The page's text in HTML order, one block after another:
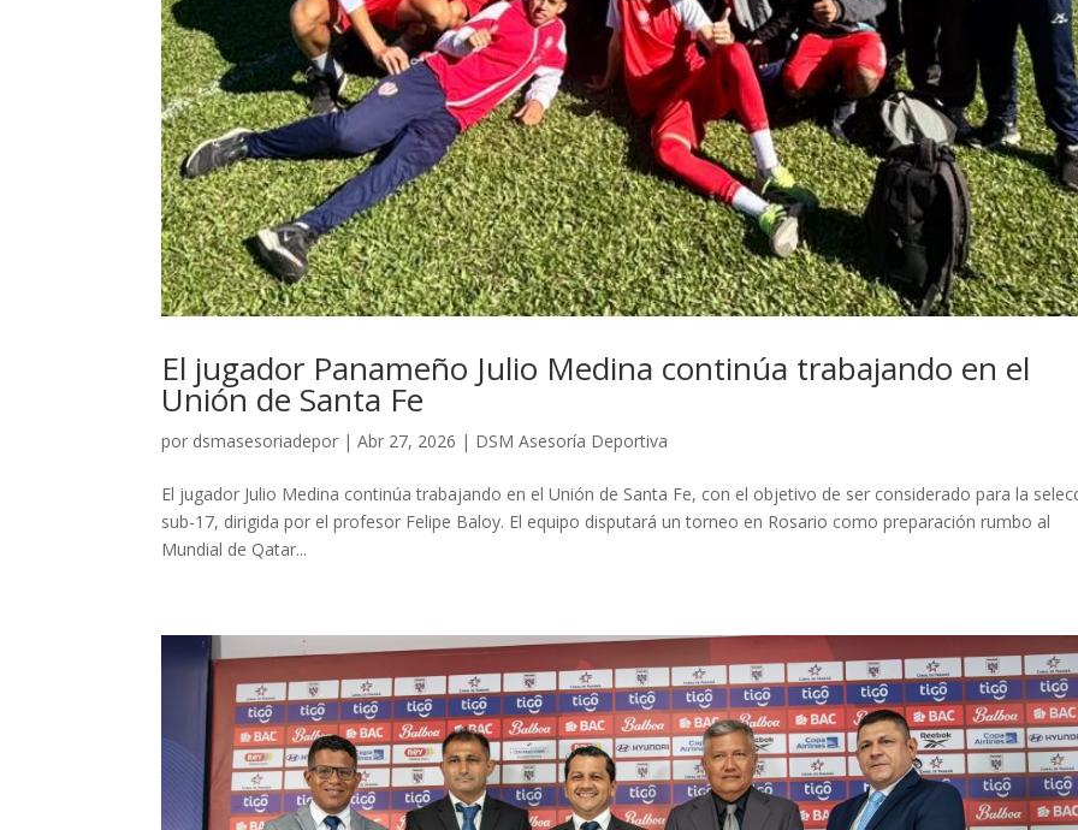
El jugador Panameño Julio Medina continúa trabajando en el
Unión de Santa Fe
por dsmasesoriadepor |Abr 27, 2026 | DSM Asesoría Deportiva
El jugador Julio Medina continúa trabajando en el Unión de Santa Fe, con el objetivo de ser considerado para la
sub-17, dirigida por el profesor Felipe Baloy. El equipo disputará un torneo en Rosario como preparación rumbo al
Mundial de Qatar...